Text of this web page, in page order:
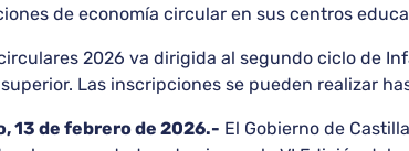
de economía circular en sus centros
2026 va dirigida al segundo ciclo de
Las inscripciones se pueden realizar
13 de febrero de 2026.- El Gobierno de